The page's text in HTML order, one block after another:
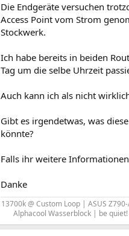
Die Endgeräte versuchen
Access Point vom Strom
Stockwerk.
Ich habe bereits in beiden
Tag um die selbe Uhrzeit
Auch kann ich als nicht
Gibt es irgendetwas, was
könnte?
Falls ihr weitere
Danke
13700k @ Custom Loop | ASUS
Alphacool Wasserblock | be